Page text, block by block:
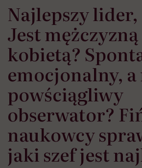
Najlepszy
Jest
kobietą?
emocjonalny, a
powściągliwy
obserwator?
naukowcy
jaki szef jest